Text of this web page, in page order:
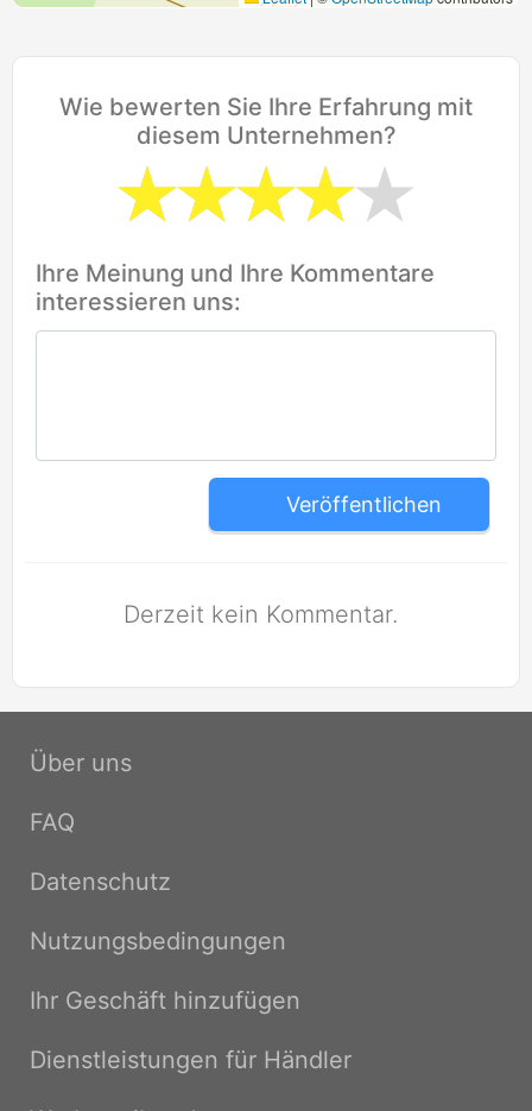
Wie bewerten Sie Ihre Erfahrung mit
diesem Unternehmen?
Ihre Meinung und Ihre Kommentare
interessieren uns:
Veröffentlichen
Derzeit kein Kommentar.
Über uns
FAQ
Datenschutz
Nutzungsbedingungen
Ihr Geschäft hinzufügen
Dienstleistungen für Händler